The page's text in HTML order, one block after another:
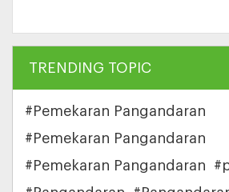
TRENDING TOPIC
#Pemekaran Pangandaran
#Pemekaran Pangandaran
#Pemekaran Pangandaran